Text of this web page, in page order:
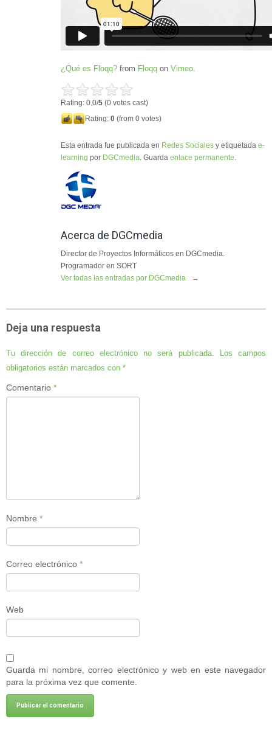
¿Qué es Floqq? from Floqq on Vimeo.
Rating: 0.0/5 (0 votes cast)
Rating: 0 (from 0 votes)
Esta entrada fue publicada en Redes Sociales y etiquetada e-
learning por DGCmedia. Guarda enlace permanente.
Acerca de DGCmedia
Director de Proyectos Informáticos en DGCmedia.
Programador en SORT
Ver todas las entradas por DGCmedia
→
Deja una respuesta
Tu dirección de correo electrónico no será publicada.
Los campos
obligatorios están marcados con *
Comentario *
Nombre *
Correo electrónico *
Web
Guarda mi nombre, correo electrónico y web en este navegador
para la próxima vez que comente.